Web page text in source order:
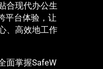
合现代办公生
平台体验，让
、高效地工作
面掌握SafeW